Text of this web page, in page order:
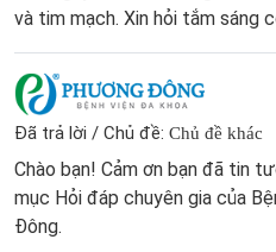
và tim mạch. Xin hỏi tắm sáng
Đã trả lời / Chủ đề: Chủ đề khác
Chào bạn! Cảm ơn bạn đã tin
mục Hỏi đáp chuyên gia của
Đông.